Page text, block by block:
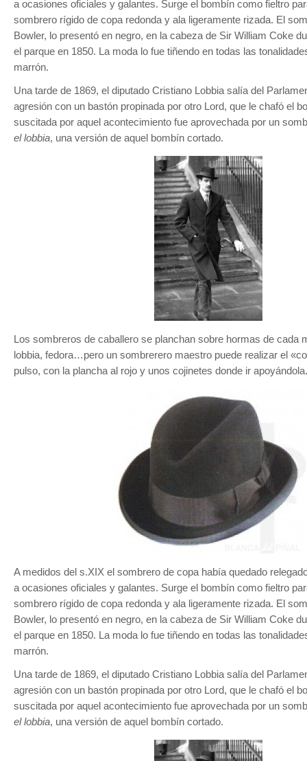
a ocasiones oficiales y galantes. Surge el bombín como fieltro
sombrero rígido de copa redonda y ala ligeramente rizada. El
Bowler, lo presentó en negro, en la cabeza de Sir William Coke
el parque en 1850. La moda lo fue tiñendo en todas las
marrón.
Una tarde de 1869, el diputado Cristiano Lobbia salía del
agresión con un bastón propinada por otro Lord, que le chafó el
suscitada por aquel acontecimiento fue aprovechada por un
el lobbia, una versión de aquel bombín cortado.
Los sombreros de caballero se planchan sobre hormas de cada
lobbia, fedora…pero un sombrerero maestro puede realizar el
pulso, con la plancha al rojo y unos cojinetes donde ir apoyándola.
A medidos del s.XIX el sombrero de copa había quedado
a ocasiones oficiales y galantes. Surge el bombín como fieltro
sombrero rígido de copa redonda y ala ligeramente rizada. El
Bowler, lo presentó en negro, en la cabeza de Sir William Coke
el parque en 1850. La moda lo fue tiñendo en todas las
marrón.
Una tarde de 1869, el diputado Cristiano Lobbia salía del
agresión con un bastón propinada por otro Lord, que le chafó el
suscitada por aquel acontecimiento fue aprovechada por un
el lobbia, una versión de aquel bombín cortado.